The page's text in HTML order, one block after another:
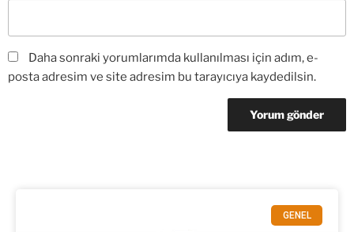
Daha sonraki yorumlarımda kullanılması için adım, e-
posta adresim ve site adresim bu tarayıcıya kaydedilsin.
GENEL